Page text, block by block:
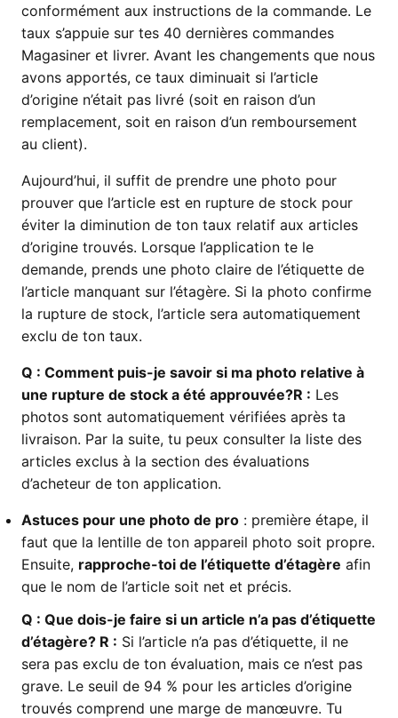
conformément aux instructions de la commande. Le
taux s’appuie sur tes 40 dernières commandes
Magasiner et livrer. Avant les changements que nous
avons apportés, ce taux diminuait si l’article
d’origine n’était pas livré (soit en raison d’un
remplacement, soit en raison d’un remboursement
au client).
Aujourd’hui, il suffit de prendre une photo pour
prouver que l’article est en rupture de stock pour
éviter la diminution de ton taux relatif aux articles
d’origine trouvés. Lorsque l’application te le
demande, prends une photo claire de l’étiquette de
l’article manquant sur l’étagère. Si la photo confirme
la rupture de stock, l’article sera automatiquement
exclu de ton taux.
Q : Comment puis-je savoir si ma photo relative à
une rupture de stock a été approuvée?R : Les
photos sont automatiquement vérifiées après ta
livraison. Par la suite, tu peux consulter la liste des
articles exclus à la section des évaluations
d’acheteur de ton application.
Astuces pour une photo de pro : première étape, il
faut que la lentille de ton appareil photo soit propre.
Ensuite, rapproche-toi de l’étiquette d’étagère afin
que le nom de l’article soit net et précis.
Q : Que dois-je faire si un article n’a pas d’étiquette
d’étagère? R : Si l’article n’a pas d’étiquette, il ne
sera pas exclu de ton évaluation, mais ce n’est pas
grave. Le seuil de 94 % pour les articles d’origine
trouvés comprend une marge de manœuvre. Tu